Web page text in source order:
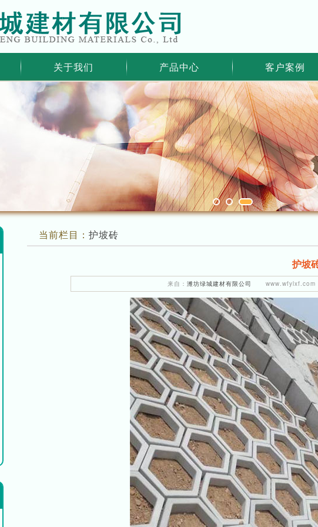
关于我们 产品中心 客户案例
1 2 3
当前栏目： 护坡砖
护坡
来自： 潍坊绿城建材有限公司 www.wfylxf.com